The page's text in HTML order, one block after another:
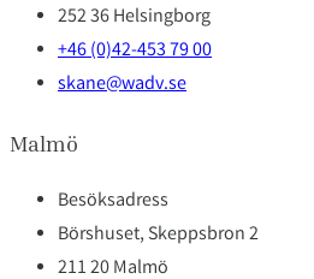
252 36 Helsingborg
+46 (0)42-453 79 00
skane@wadv.se
Malmö
Besöksadress
Börshuset, Skeppsbron 2
211 20 Malmö